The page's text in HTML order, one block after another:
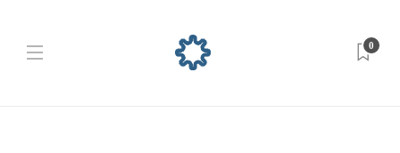
0